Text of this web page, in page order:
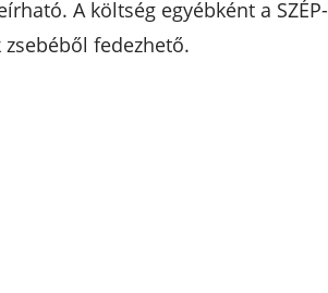
A költség egyébként a SZÉP-
fedezhető.